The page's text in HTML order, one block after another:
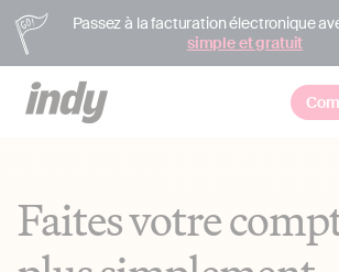
Passez à la facturation électronique
simple et gratuit
Faites votre